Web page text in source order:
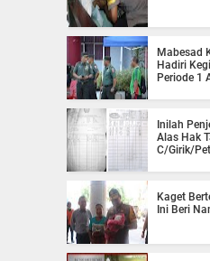
Mabesad
Hadiri
Periode 1
Inilah
Alas Hak
C/Girik/
Kaget
Ini Beri